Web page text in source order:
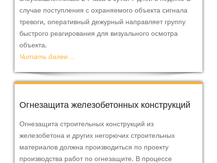
случае поступления с охраняемого объекта сигнала
тревоги, оперативный дежурный направляет группу
быстрого реагирования для визуального осмотра
объекта.
Читать далее…
Огнезащита железобетонных конструкций
Огнезащита строительных конструкций из
железобетона и других негорючих строительных
материалов должна производиться по проекту
производства работ по огнезащите. В процессе